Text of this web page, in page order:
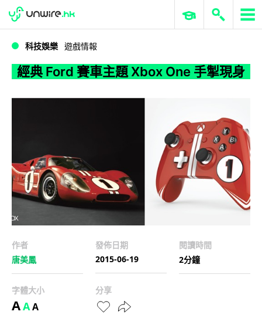
經典 Ford 賽車主題 Xbox One 手掣現身
WWDC 2026 ERP 與商業 AI
科技娛樂 遊戲情報
經典 Ford 賽車主題 Xbox One 手掣現身
作者
唐美鳳
發佈日期
2015-06-19
閱讀時間
2分鐘
字體大小
AAA
分享